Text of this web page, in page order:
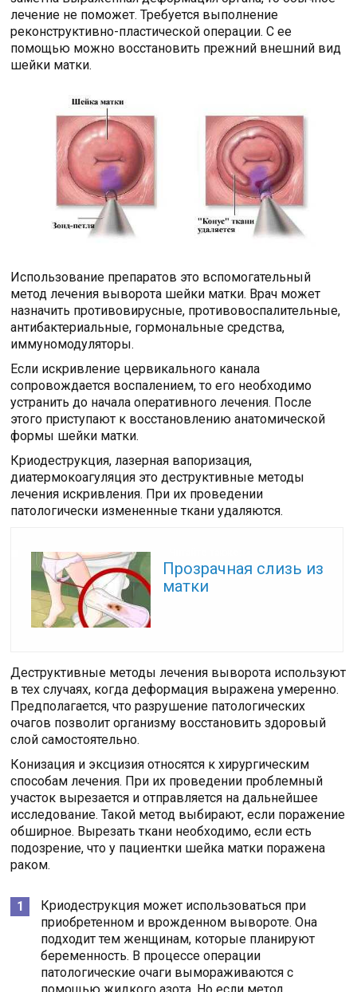
лечение не поможет. Требуется выполнение
реконструктивно-пластической операции. С ее
помощью можно восстановить прежний внешний вид
шейки матки.
Использование препаратов это вспомогательный
метод лечения выворота шейки матки. Врач может
назначить противовирусные, противовоспалительные,
антибактериальные, гормональные средства,
иммуномодуляторы.
Если искривление цервикального канала
сопровождается воспалением, то его необходимо
устранить до начала оперативного лечения. После
этого приступают к восстановлению анатомической
формы шейки матки.
Криодеструкция, лазерная вапоризация,
диатермокоагуляция это деструктивные методы
лечения искривления. При их проведении
патологически измененные ткани удаляются.
Прозрачная слизь из
матки
Деструктивные методы лечения выворота используют
в тех случаях, когда деформация выражена умеренно.
Предполагается, что разрушение патологических
очагов позволит организму восстановить здоровый
слой самостоятельно.
Конизация и эксцизия относятся к хирургическим
способам лечения. При их проведении проблемный
участок вырезается и отправляется на дальнейшее
исследование. Такой метод выбирают, если поражение
обширное. Вырезать ткани необходимо, если есть
подозрение, что у пациентки шейка матки поражена
раком.
Криодеструкция может использоваться при
приобретенном и врожденном вывороте. Она
подходит тем женщинам, которые планируют
беременность. В процессе операции
патологические очаги вымораживаются с